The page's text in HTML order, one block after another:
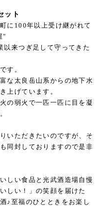
ット
に100年以上受け継がれて
"
以来つぎ足して守ってきた
す。
な太良岳山系からの地下水
上げています。
の弱火で一匹一匹に目を凝
いただきたいのですが、そ
同封しておりますので是非
しい食品と光武酒造場自慢
しい！」の笑顔を届けた
♪至福のひとときをお楽し